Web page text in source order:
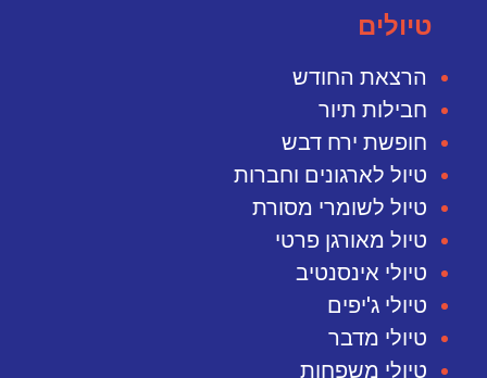
טיולים
הרצאת החודש
חבילות תיור
חופשת ירח דבש
טיול לארגונים וחברות
טיול לשומרי מסורת
טיול מאורגן פרטי
טיולי אינסנטיב
טיולי ג'יפים
טיולי מדבר
טיולי משפחות